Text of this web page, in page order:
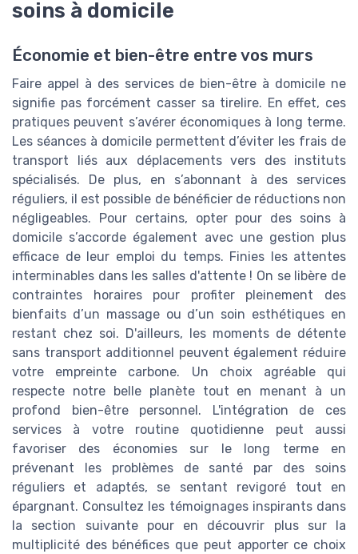
soins à domicile
Économie et bien-être entre vos murs
Faire appel à des services de bien-être à domicile ne
signifie pas forcément casser sa tirelire. En effet, ces
pratiques peuvent s’avérer économiques à long terme.
Les séances à domicile permettent d’éviter les frais de
transport liés aux déplacements vers des instituts
spécialisés. De plus, en s’abonnant à des services
réguliers, il est possible de bénéficier de réductions non
négligeables. Pour certains, opter pour des soins à
domicile s’accorde également avec une gestion plus
efficace de leur emploi du temps. Finies les attentes
interminables dans les salles d'attente ! On se libère de
contraintes horaires pour profiter pleinement des
bienfaits d’un massage ou d’un soin esthétiques en
restant chez soi. D'ailleurs, les moments de détente
sans transport additionnel peuvent également réduire
votre empreinte carbone. Un choix agréable qui
respecte notre belle planète tout en menant à un
profond bien-être personnel. L'intégration de ces
services à votre routine quotidienne peut aussi
favoriser des économies sur le long terme en
prévenant les problèmes de santé par des soins
réguliers et adaptés, se sentant revigoré tout en
épargnant. Consultez les témoignages inspirants dans
la section suivante pour en découvrir plus sur la
multiplicité des bénéfices que peut apporter ce choix